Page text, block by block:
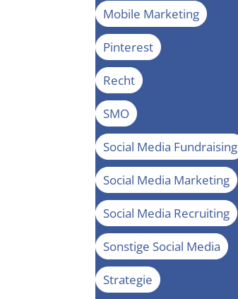
Mobile Marketing
Pinterest
Recht
SMO
Social Media Fundraising
Social Media Marketing
Social Media Recruiting
Sonstige Social Media
Strategie